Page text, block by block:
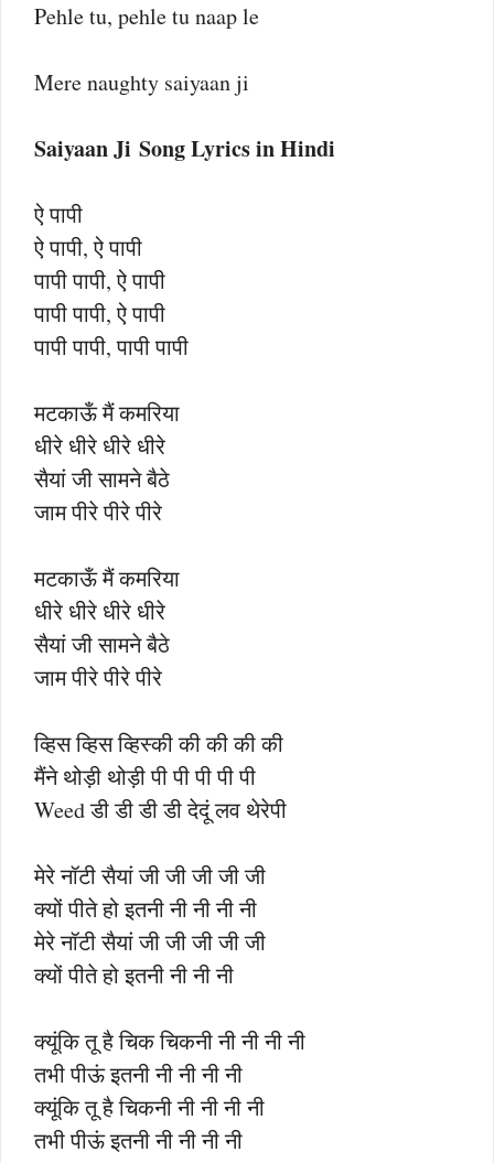
Pehle tu, pehle tu naap le
Mere naughty saiyaan ji
Saiyaan Ji Song Lyrics in Hindi
ऐ पापी
ऐ पापी, ऐ पापी
पापी पापी, ऐ पापी
पापी पापी, ऐ पापी
पापी पापी, पापी पापी
मटकाऊँ मैं कमरिया
धीरे धीरे धीरे धीरे
सैयां जी सामने बैठे
जाम पीरे पीरे पीरे
मटकाऊँ मैं कमरिया
धीरे धीरे धीरे धीरे
सैयां जी सामने बैठे
जाम पीरे पीरे पीरे
व्हिस व्हिस व्हिस्की की की की की
मैंने थोड़ी थोड़ी पी पी पी पी पी
Weed डी डी डी डी देदूं लव थेरेपी
मेरे नॉटी सैयां जी जी जी जी जी
क्यों पीते हो इतनी नी नी नी नी
मेरे नॉटी सैयां जी जी जी जी जी
क्यों पीते हो इतनी नी नी नी
क्यूंकि तू है चिक चिकनी नी नी नी नी
तभी पीऊं इतनी नी नी नी नी
क्यूंकि तू है चिकनी नी नी नी नी
तभी पीऊं इतनी नी नी नी नी